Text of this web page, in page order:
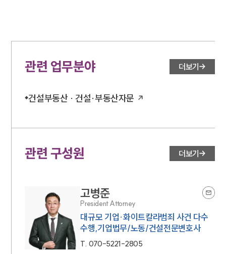
관련 업무분야 더보기
건설부동산 · 건설·부동산자문
관련 구성원 더보기
고병준
President Attorney
대규모 기업·화이트칼라범죄 사건 다수
수행,기업법무/노동/건설전문변호사
T. 070-5221-2805